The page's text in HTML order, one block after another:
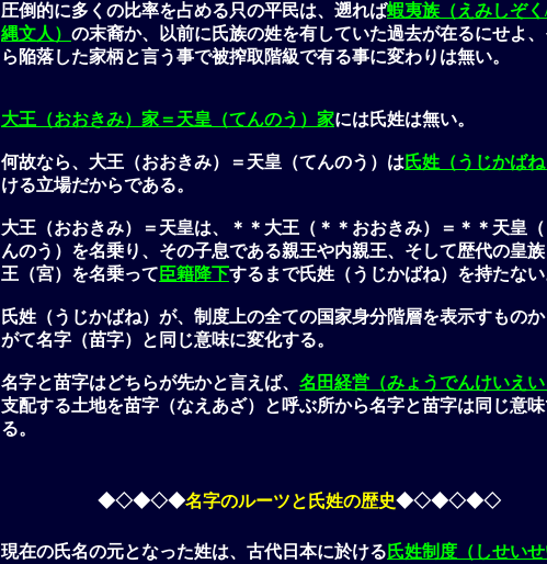
圧倒的に多くの比率を占める只の平民は、遡れば蝦夷族（えみしぞ
縄文人） の末裔か、以前に氏族の姓を有していた過去が在るにせよ
ら陥落した家柄と言う事で被搾取階級で有る事に変わりは無い。
大王（おおきみ）家＝天皇（てんのう）家には氏姓は無い。
何故なら、大王（おおきみ）＝天皇（てんのう）は氏姓（うじかばね
ける立場だからである。
大王（おおきみ）＝天皇は、＊＊大王（＊＊おおきみ）＝＊＊天皇
んのう）を名乗り、その子息である親王や内親王、そして歴代の皇族
王（宮）を名乗って 臣籍降下するまで氏姓（うじかばね）を持たない
氏姓（うじかばね）が、制度上の全ての国家身分階層を表示すもの
がて名字（苗字）と同じ意味に変化する。
名字と苗字はどちらが先かと言えば、 名田経営（みょうでんけいえい
支配する土地を苗字（なえあざ）と呼ぶ所から名字と苗字は同じ意
る。
◆◇◆◇◆名字のルーツと 氏姓の歴史◆◇◆◇◆◇
現在の氏名の元となった姓は、古代日本に於ける 氏姓制度（しせいせ